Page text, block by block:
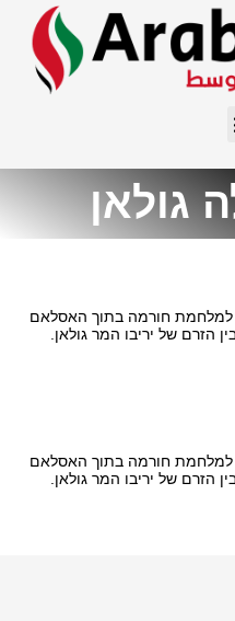
גולאן
למלחמת חורמה בתוך האסלאם
הזרם של יריבו המר גולאן.
למלחמת חורמה בתוך האסלאם
הזרם של יריבו המר גולאן.